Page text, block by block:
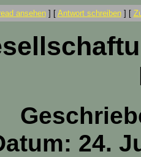
ansehen] [ Antwort schreiben] [
24.